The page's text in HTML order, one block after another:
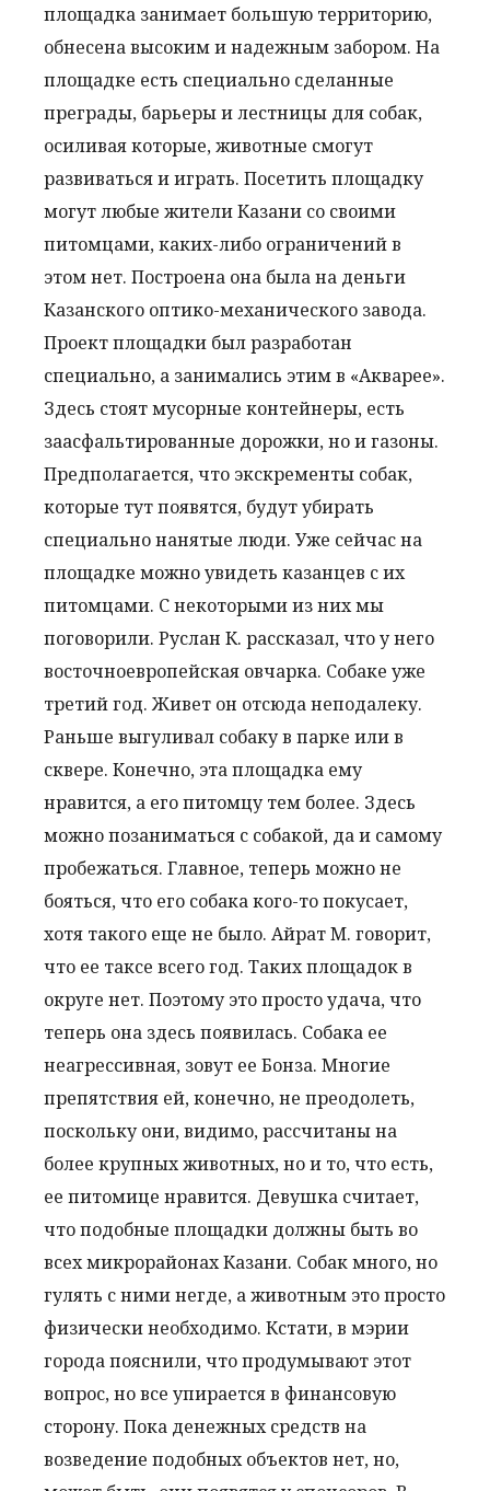
площадка занимает большую территорию,
обнесена высоким и надежным забором. На
площадке есть специально сделанные
преграды, барьеры и лестницы для собак,
осиливая которые, животные смогут
развиваться и играть. Посетить площадку
могут любые жители Казани со своими
питомцами, каких-либо ограничений в
этом нет. Построена она была на деньги
Казанского оптико-механического завода.
Проект площадки был разработан
специально, а занимались этим в «Акварее».
Здесь стоят мусорные контейнеры, есть
заасфальтированные дорожки, но и газоны.
Предполагается, что экскременты собак,
которые тут появятся, будут убирать
специально нанятые люди. Уже сейчас на
площадке можно увидеть казанцев с их
питомцами. С некоторыми из них мы
поговорили. Руслан К. рассказал, что у него
восточноевропейская овчарка. Собаке уже
третий год. Живет он отсюда неподалеку.
Раньше выгуливал собаку в парке или в
сквере. Конечно, эта площадка ему
нравится, а его питомцу тем более. Здесь
можно позаниматься с собакой, да и самому
пробежаться. Главное, теперь можно не
бояться, что его собака кого-то покусает,
хотя такого еще не было. Айрат М. говорит,
что ее таксе всего год. Таких площадок в
округе нет. Поэтому это просто удача, что
теперь она здесь появилась. Собака ее
неагрессивная, зовут ее Бонза. Многие
препятствия ей, конечно, не преодолеть,
поскольку они, видимо, рассчитаны на
более крупных животных, но и то, что есть,
ее питомице нравится. Девушка считает,
что подобные площадки должны быть во
всех микрорайонах Казани. Собак много, но
гулять с ними негде, а животным это просто
физически необходимо. Кстати, в мэрии
города пояснили, что продумывают этот
вопрос, но все упирается в финансовую
сторону. Пока денежных средств на
возведение подобных объектов нет, но,